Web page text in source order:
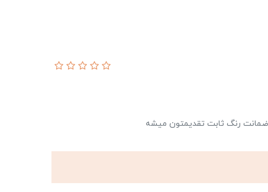
ضمانت رنگ ثابت تقدیمتون میشه